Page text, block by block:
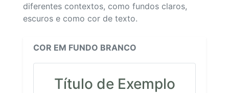
diferentes contextos, como fundos claros,
escuros e como cor de texto.
COR EM FUNDO BRANCO
Título de Exemplo